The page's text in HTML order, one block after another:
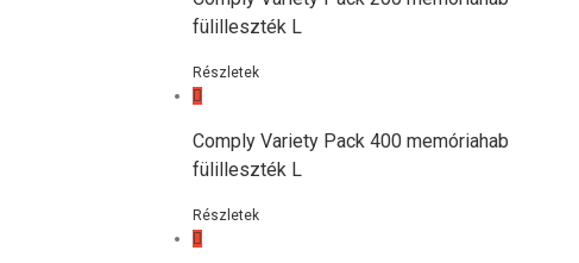
fülilleszték L
Részletek
Comply Variety Pack 400 memóriahab
fülilleszték L
Részletek